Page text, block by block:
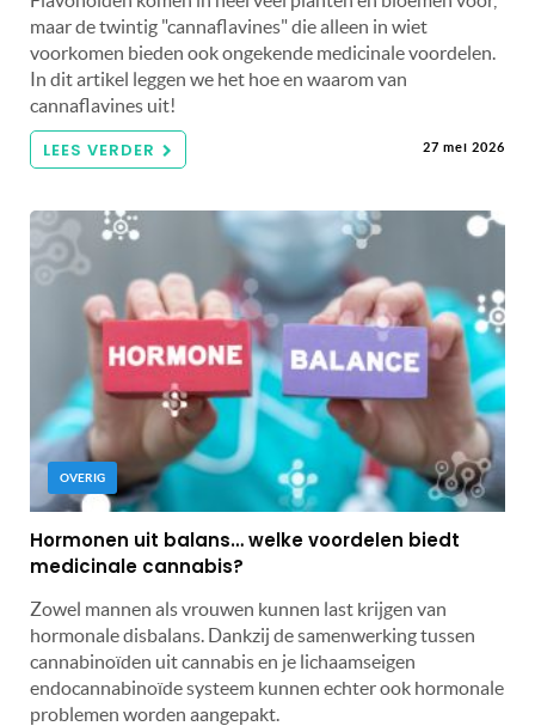
maar de twintig "cannaflavines" die alleen in wiet
voorkomen bieden ook ongekende medicinale voordelen.
In dit artikel leggen we het hoe en waarom van
cannaflavines uit!
LEES VERDER 27 mei 2026
OVERIG
Hormonen uit balans… welke voordelen biedt
medicinale cannabis?
Zowel mannen als vrouwen kunnen last krijgen van
hormonale disbalans. Dankzij de samenwerking tussen
cannabinoïden uit cannabis en je lichaamseigen
endocannabinoïde systeem kunnen echter ook hormonale
problemen worden aangepakt.